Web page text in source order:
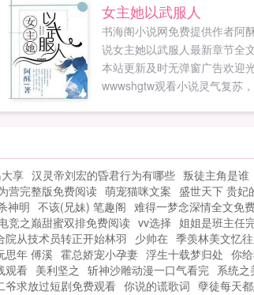
小甜妻！一开始，林臻说爷爷让
演好这场戏，我不会亏待你。
我们就离婚！记着，我们是形
最好有点数！后来程曦扶着腰，
林臻的衣领，咬着牙问说好的
TM心里到底有数没数？...
女主她以武服人
书海阁小说网免费提供作者阿
说女主她以武服人最新章节全
本站更新及时无弹窗广告欢迎
wwwshgtw观看小说灵气复苏
呢？贺苒在中岳我斩杀的灵兽
你呢？贺苒在历练场地我积分
你呢？众家族对不起，犬子不
打搅了！...
享 汉灵帝刘宏的昏君行为有哪些 叛徒主角是谁
营完整版免费阅读 萌宠猫咪文案 盛世天下 贵妃
神明 不该(兄妹) 笔趣阁 难得一梦念深情全文免
竞之巅甜蜜双排免费阅读 vv选择 姐姐是班主任
院从技术员转正开始林羽 少帅在 季羡林美文忆
思年 傅溪 霍总娇宠小孕妻 浮生十载梦归处 你
观看 美利坚之 斩神沙雕动漫一口气看完 系统之
爷求放过短剧免费观看 你说的谎歌词 孽徒每天